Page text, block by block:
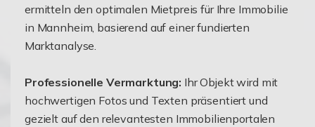
ermitteln den optimalen Mietpreis für Ihre Immobilie
in Mannheim, basierend auf einer fundierten
Marktanalyse.
Professionelle Vermarktung: Ihr Objekt wird mit
hochwertigen Fotos und Texten präsentiert und
gezielt auf den relevantesten Immobilienportalen